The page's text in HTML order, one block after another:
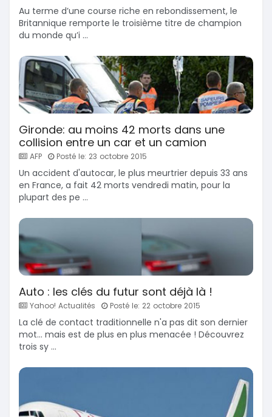
Au terme d’une course riche en rebondissement, le
Britannique remporte le troisième titre de champion
du monde qu’i ...
Gironde: au moins 42 morts dans une
collision entre un car et un camion
AFP Posté le: 23 octobre 2015
Un accident d'autocar, le plus meurtrier depuis 33 ans
en France, a fait 42 morts vendredi matin, pour la
plupart des pe ...
Auto : les clés du futur sont déjà là !
Yahoo! Actualités Posté le: 22 octobre 2015
La clé de contact traditionnelle n'a pas dit son dernier
mot... mais est de plus en plus menacée ! Découvrez
trois sy ...